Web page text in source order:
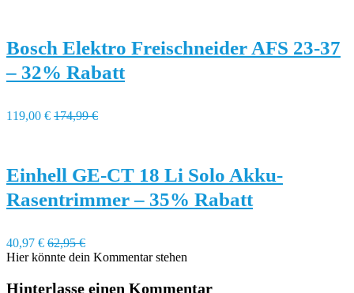
Bosch Elektro Freischneider AFS 23-37
– 32% Rabatt
119,00 € 174,99 €
Einhell GE-CT 18 Li Solo Akku-
Rasentrimmer – 35% Rabatt
40,97 € 62,95 €
Hier könnte dein Kommentar stehen
Hinterlasse einen Kommentar